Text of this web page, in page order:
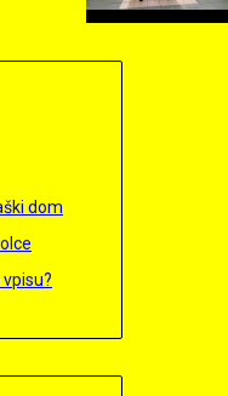
dom